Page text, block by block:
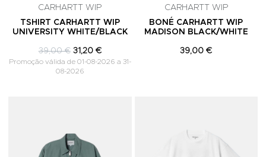
CARHARTT WIP
TSHIRT CARHARTT WIP
UNIVERSITY WHITE/BLACK
39,00 € 31,20 €
Promoção válida de 01-08-2026 a 31-
08-2026
CARHARTT WIP
BONÉ CARHARTT WIP
MADISON BLACK/WHITE
39,00 €